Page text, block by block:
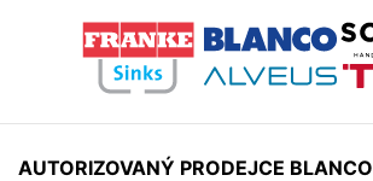
AUTORIZOVANÝ PRODEJCE BLANCO